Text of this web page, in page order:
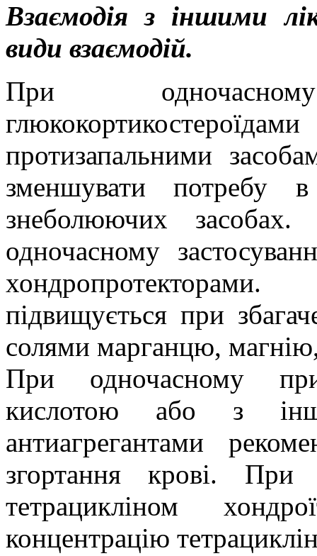
Взаємодія з іншими
види взаємодій.
При
протизапальними
зменшувати
знеболюючих
одночасному
підвищується при
солями марганцю,
При одночасному
кислотою або з
антиагрегантами
згортання крові. При
тетрацикліном
концентрацію